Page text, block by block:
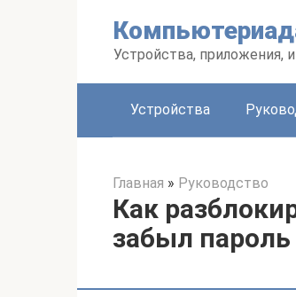
Устройства, приложения,
Устройства
Главная » Руководство
Как
забыл пароль